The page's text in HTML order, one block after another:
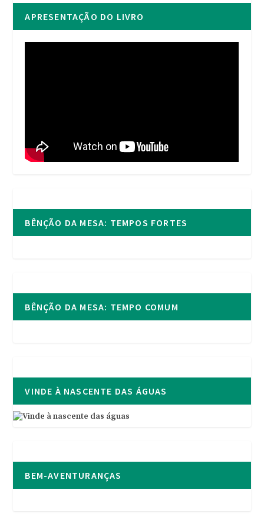
APRESENTAÇÃO DO LIVRO
BÊNÇÃO DA MESA: TEMPOS FORTES
BÊNÇÃO DA MESA: TEMPO COMUM
VINDE À NASCENTE DAS ÁGUAS
BEM-AVENTURANÇAS